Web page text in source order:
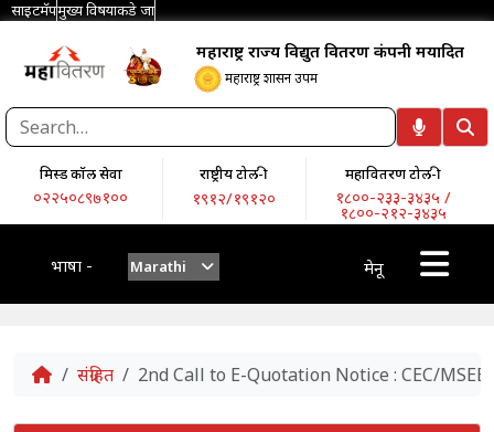
साइटमॅपमुख्य विषयाकडे जा
महाराष्ट्र राज्य विद्युत वितरण कंपनी मर्यादित
महाराष्ट्र शासन उपक्रम
मिस्ड कॉल सेवा
०२२५०८९७१००
राष्ट्रीय टोल-फ्री
१९१२/१९१२०
महावितरण टोल-फ्री
१८००-२३३-३४३५ /
१८००-२१२-३४३५
भाषा - Marathi मेनू
Home
संग्रहित 2nd Call to E-Quotation Notice : CEC/